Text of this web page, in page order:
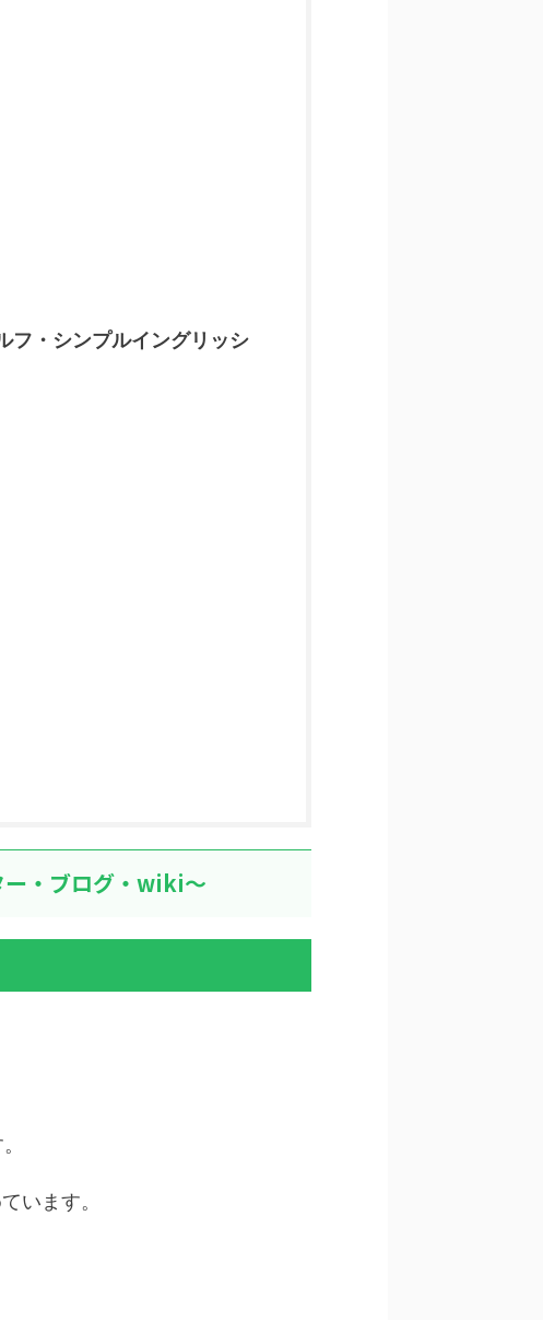
フ・シンプルイングリッシ
ー・ブログ・wiki～
います。